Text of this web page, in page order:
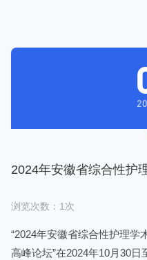
2024年安徽省综合性护
浏览次数：1次
“2024年安徽省综合性护理学
高峰论坛”在2024年10月30